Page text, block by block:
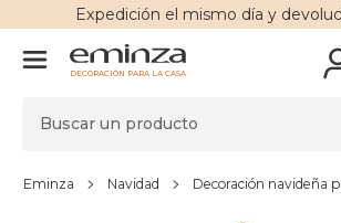
Expedición el mismo día y
DECORACIÓN PARA LA CASA
Eminza Navidad Decoración navideña